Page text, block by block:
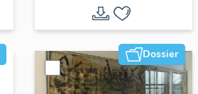
Dossier